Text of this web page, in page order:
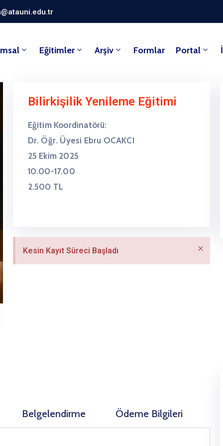
Eğitimler Arşiv Formlar Portal
Bilirkişilik Yenileme Eğitimi
Eğitim Koordinatörü:
Dr. Öğr. Üyesi Ebru OCAKCI
25 Ekim 2025
10.00-17.00
2.500 TL
Kesin Kayıt Süreci Başladı ×
Belgelendirme Ödeme Bilgileri